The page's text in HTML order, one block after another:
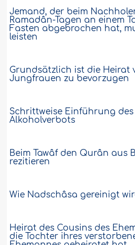
Jemand, der beim
Ramadân-Tagen an einem
Fasten abgebrochen hat,
leisten
Grundsätzlich ist die Heirat
Jungfrauen zu bevorzugen
Schrittweise Einführung des
Alkoholverbots
Beim Tawâf den Qurân aus
rezitieren
Wie Nadschâsa gereinigt
Heirat des Cousins des
die Tochter ihres